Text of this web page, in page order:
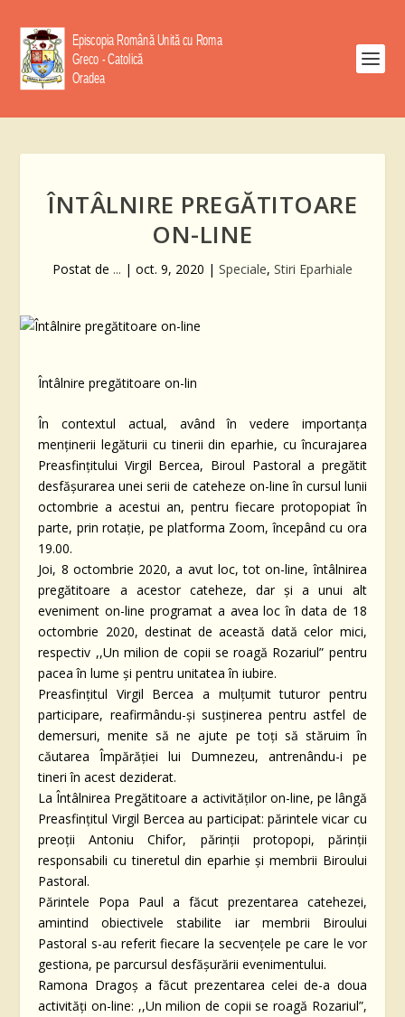
ÎNTÂLNIRE PREGĂTITOARE
ON-LINE
Postat de ... | oct. 9, 2020 | Speciale, Stiri Eparhiale
Întâlnire pregătitoare on-lin
În contextul actual, având în vedere importanţa
menţinerii legăturii cu tinerii din eparhie, cu încurajarea
Preasfinţitului Virgil Bercea, Biroul Pastoral a pregătit
desfăşurarea unei serii de cateheze on-line în cursul lunii
octombrie a acestui an, pentru fiecare protopopiat în
parte, prin rotaţie, pe platforma Zoom, începând cu ora
19.00.
Joi, 8 octombrie 2020, a avut loc, tot on-line, întâlnirea
pregătitoare a acestor cateheze, dar şi a unui alt
eveniment on-line programat a avea loc în data de 18
octombrie 2020, destinat de această dată celor mici,
respectiv ,,Un milion de copii se roagă Rozariul” pentru
pacea în lume şi pentru unitatea în iubire.
Preasfinţitul Virgil Bercea a mulţumit tuturor pentru
participare, reafirmându-şi susţinerea pentru astfel de
demersuri, menite să ne ajute pe toţi să stăruim în
căutarea Împărăţiei lui Dumnezeu, antrenându-i pe
tineri în acest deziderat.
La Întâlnirea Pregătitoare a activităţilor on-line, pe lângă
Preasfinţitul Virgil Bercea au participat: părintele vicar cu
preoţii Antoniu Chifor, părinţii protopopi, părinţii
responsabili cu tineretul din eparhie şi membrii Biroului
Pastoral.
Părintele Popa Paul a făcut prezentarea catehezei,
amintind obiectivele stabilite iar membrii Biroului
Pastoral s-au referit fiecare la secvenţele pe care le vor
gestiona, pe parcursul desfășurării evenimentului.
Ramona Dragoş a făcut prezentarea celei de-a doua
activităţi on-line: ,,Un milion de copii se roagă Rozariul”,